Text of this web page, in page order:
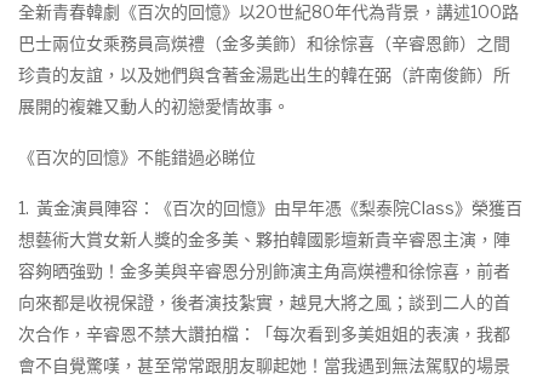
全新青春韓劇《百次的回憶》以20世紀80年代為背景，講述100路
巴士兩位女乘務員高煐禮（金多美飾）和徐悰喜（辛睿恩飾）之間
珍貴的友誼，以及她們與含著金湯匙出生的韓在弼（許南俊飾）所
展開的複雜又動人的初戀愛情故事。
《百次的回憶》不能錯過必睇位
1. 黃金演員陣容：《百次的回憶》由早年憑《梨泰院Class》榮獲百
想藝術大賞女新人獎的金多美、夥拍韓國影壇新貴辛睿恩主演，陣
容夠晒強勁！金多美與辛睿恩分別飾演主角高煐禮和徐悰喜，前者
向來都是收視保證，後者演技紮實，越見大將之風；談到二人的首
次合作，辛睿恩不禁大讚拍檔：「每次看到多美姐姐的表演，我都
會不自覺驚嘆，甚至常常跟朋友聊起她！當我遇到無法駕馭的場景